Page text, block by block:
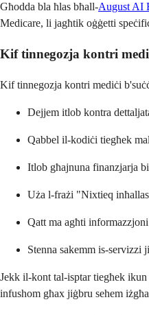
Għodda bla ħlas bħall-August AI
Medicare, li jagħtik oġġetti
Kif tinnegozja kontri
Kif tinnegozja kontri mediċi
Dejjem itlob kontra
Qabbel il-kodiċi tiegħek
Itlob għajnuna finanzjarja
Uża l-frażi "Nixtieq
Qatt ma agħti
Stenna sakemm is-
Jekk il-kont tal-isptar tiegħek
infushom għax jiġbru sehem